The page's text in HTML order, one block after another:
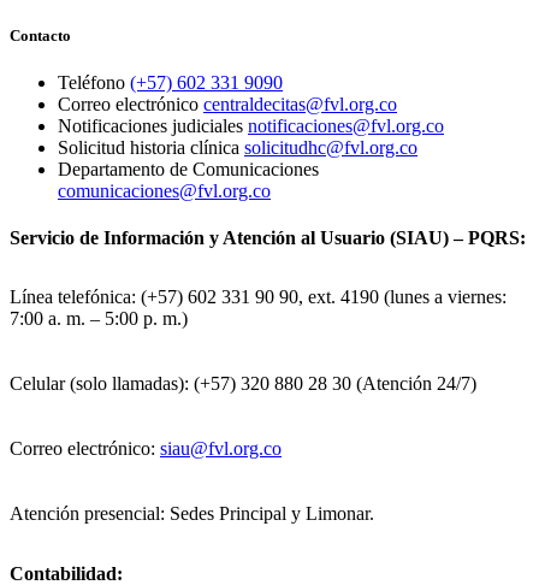
Contacto
Teléfono (+57) 602 331 9090
Correo electrónico centraldecitas@fvl.org.co
Notificaciones judiciales notificaciones@fvl.org.co
Solicitud historia clínica solicitudhc@fvl.org.co
Departamento de Comunicaciones
comunicaciones@fvl.org.co
Servicio de Información y Atención al Usuario (SIAU) – PQRS:
Línea telefónica: (+57) 602 331 90 90, ext. 4190 (lunes a viernes:
7:00 a. m. – 5:00 p. m.)
Celular (solo llamadas): (+57) 320 880 28 30 (Atención 24/7)
Correo electrónico: siau@fvl.org.co
Atención presencial: Sedes Principal y Limonar.
Contabilidad: